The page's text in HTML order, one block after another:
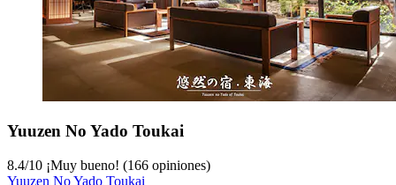
Yuuzen No Yado Toukai
8.4/10 ¡Muy bueno! (166 opiniones)
Yuuzen No Yado Toukai